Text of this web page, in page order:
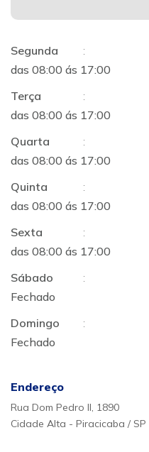
Segunda
:
das 08:00 ás 17:00
Terça
:
das 08:00 ás 17:00
Quarta
:
das 08:00 ás 17:00
Quinta
:
das 08:00 ás 17:00
Sexta
:
das 08:00 ás 17:00
Sábado
:
Fechado
Domingo
:
Fechado
Endereço
Rua Dom Pedro II, 1890
Cidade Alta - Piracicaba / SP